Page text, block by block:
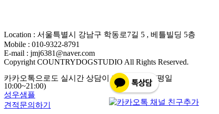
Location : 서울특별시 강남구 학동로7길 5 , 베틀빌딩 5층
Mobile : 010-9322-8791
E-mail : jmj6381@naver.com
Copyright COUNTRYDOGSTUDIO All Rights Reserved.
카카오톡으로도 실시간 상담이 가능합니다. (평일
10:00~21:00)
성우샘플
견적문의하기